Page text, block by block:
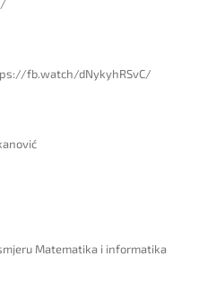
fb.watch/dNykyhRSvC/
Matematika i informatika